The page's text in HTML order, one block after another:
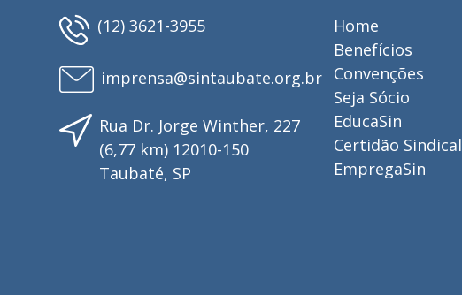
(12) 3621-3955
imprensa@sintaubate.org.br
Rua Dr. Jorge Winther, 227
(6,77 km) 12010-150
Taubaté, SP
Home
Benefícios
Convenções
Seja Sócio
EducaSin
Certidão Sindical
EmpregaSin